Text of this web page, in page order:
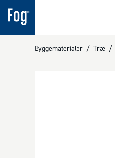
Byggematerialer / Træ /